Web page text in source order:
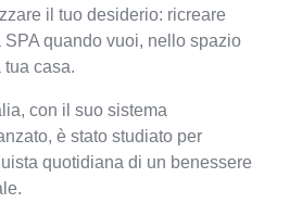
il tuo desiderio: ricreare
SPA quando vuoi, nello spazio
casa.
con il suo sistema
è stato studiato per
quotidiana di un benessere